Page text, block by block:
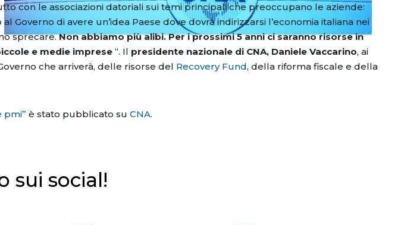
con le associazioni datoriali sui temi principali che preoccupano le aziende:
di avere un’idea Paese dove dovrà indirizzarsi l’economia italiana nei
sprecare.Non abbiamo più alibi. Per i prossimi 5 anni ci saranno risorse in
e medie imprese “. Il presidente nazionale di CNA, Daniele Vaccarino, ai
che arriverà, delle risorse del Recovery Fund, della riforma fiscale e della
pmi” è stato pubblicato su CNA.
sui social!